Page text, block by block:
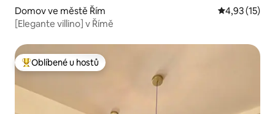
Domov ve městě Řím Průměrné
4,93 (15)
[Elegante villino] v Římě
Nejlepší v kategorii Oblíbené u hostů
Oblíbené u hostů